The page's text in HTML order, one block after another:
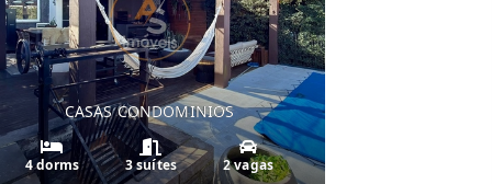
CASAS CONDOMINIOS
4 dorms 3 suítes 2 vagas